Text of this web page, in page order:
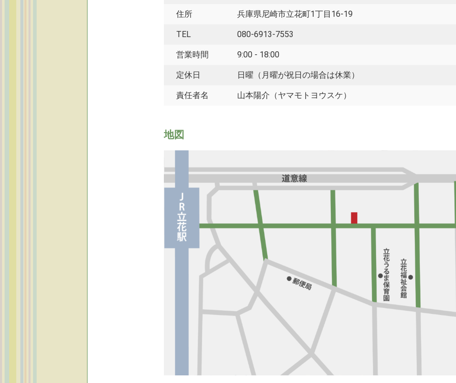
住所 兵庫県尼崎市立花町1丁目16-19
TEL 080-6913-7553
営業時間 9:00 - 18:00
定休日 日曜（月曜が祝日の場合は休業）
責任者名 山本陽介（ヤマモトヨウスケ）
地図